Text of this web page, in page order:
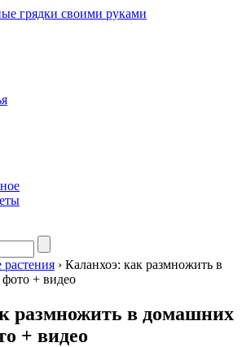
грядки своими руками
› Каланхоэ: как размножить в
+ видео
размножить в домашних
+ видео